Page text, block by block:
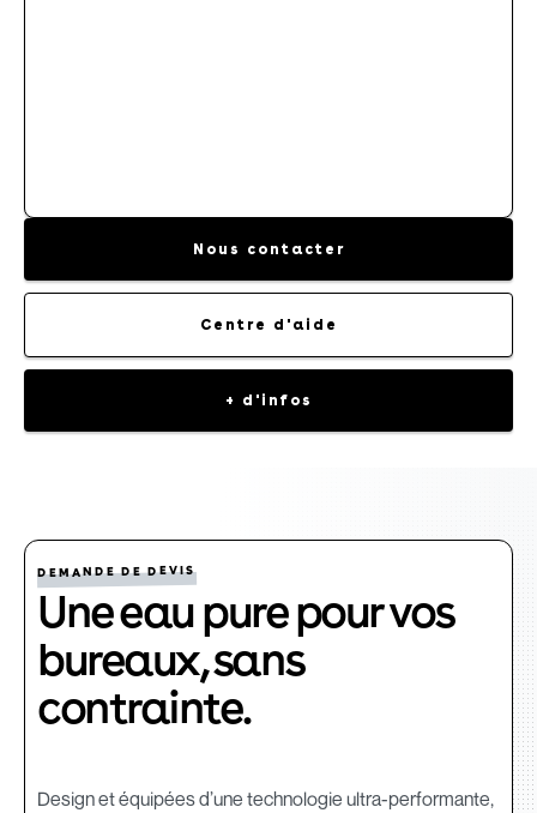
Nous contacter
Centre d'aide
+ d'infos
DEMANDE DE DEVIS
Une eau pure pour vos
bureaux, sans
contrainte.
Design et équipées d’une technologie ultra-performante,